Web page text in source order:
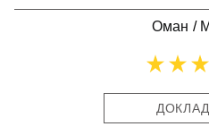
Оман /